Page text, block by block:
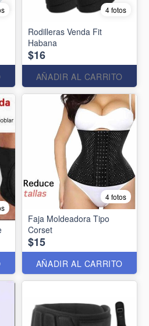
4 fotos
Rodilleras Venda Fit
Habana
$16
AÑADIR AL CARRITO
4 fotos
Faja Moldeadora Tipo
Corset
$15
AÑADIR AL CARRITO